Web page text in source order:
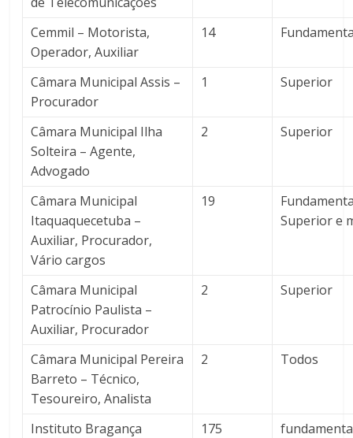
Cemmil – Motorista,
Operador, Auxiliar
14
Câmara Municipal Assis –
Procurador
1 Superior
Câmara Municipal Ilha
Solteira – Agente,
Advogado
2 Superior
Câmara Municipal
Itaquaquecetuba –
Auxiliar, Procurador,
Vário cargos
19
Superior e
Câmara Municipal
Patrocínio Paulista –
Auxiliar, Procurador
2 Superior
Câmara Municipal Pereira
Barreto – Técnico,
Tesoureiro, Analista
2 Todos
Instituto Bragança
175